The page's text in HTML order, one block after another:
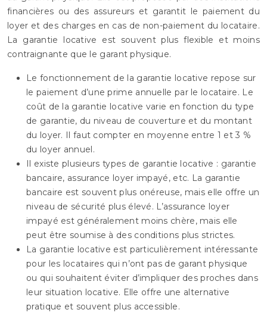
financières ou des assureurs et garantit le paiement du
loyer et des charges en cas de non-paiement du locataire.
La garantie locative est souvent plus flexible et moins
contraignante que le garant physique.
Le fonctionnement de la garantie locative repose sur
le paiement d’une prime annuelle par le locataire. Le
coût de la garantie locative varie en fonction du type
de garantie, du niveau de couverture et du montant
du loyer. Il faut compter en moyenne entre 1 et 3 %
du loyer annuel.
Il existe plusieurs types de garantie locative : garantie
bancaire, assurance loyer impayé, etc. La garantie
bancaire est souvent plus onéreuse, mais elle offre un
niveau de sécurité plus élevé. L’assurance loyer
impayé est généralement moins chère, mais elle
peut être soumise à des conditions plus strictes.
La garantie locative est particulièrement intéressante
pour les locataires qui n’ont pas de garant physique
ou qui souhaitent éviter d’impliquer des proches dans
leur situation locative. Elle offre une alternative
pratique et souvent plus accessible.